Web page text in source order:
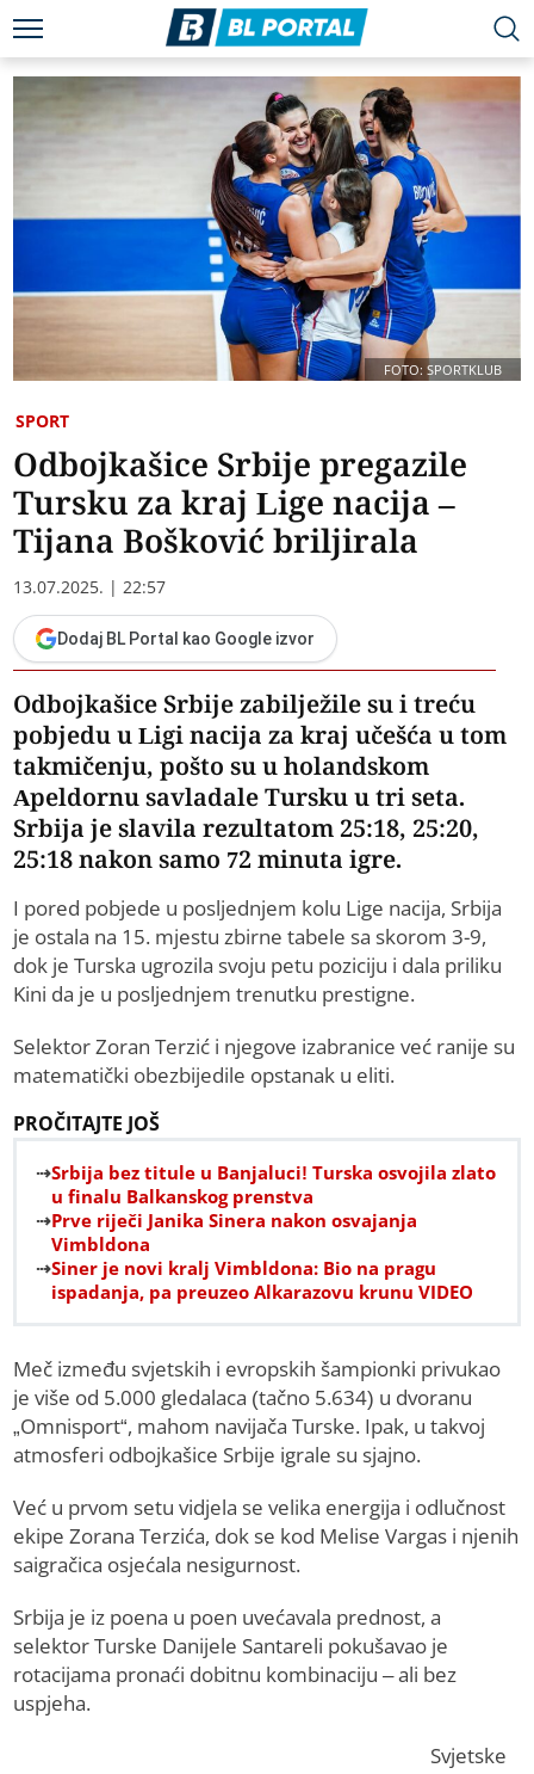
FOTO: SPORTKLUB
SPORT
Odbojkašice Srbije pregazile
Tursku za kraj Lige nacija –
Tijana Bošković briljirala
13.07.2025. | 22:57
Dodaj BL Portal kao Google izvor
Odbojkašice Srbije zabilježile su i treću
pobjedu u Ligi nacija za kraj učešća u tom
takmičenju, pošto su u holandskom
Apeldornu savladale Tursku u tri seta.
Srbija je slavila rezultatom 25:18, 25:20,
25:18 nakon samo 72 minuta igre.
I pored pobjede u posljednjem kolu Lige nacija, Srbija
je ostala na 15. mjestu zbirne tabele sa skorom 3-9,
dok je Turska ugrozila svoju petu poziciju i dala priliku
Kini da je u posljednjem trenutku prestigne.
Selektor Zoran Terzić i njegove izabranice već ranije su
matematički obezbijedile opstanak u eliti.
PROČITAJTE JOŠ
Srbija bez titule u Banjaluci! Turska osvojila zlato
u finalu Balkanskog prenstva
Prve riječi Janika Sinera nakon osvajanja
Vimbldona
Siner je novi kralj Vimbldona: Bio na pragu
ispadanja, pa preuzeo Alkarazovu krunu VIDEO
Meč između svjetskih i evropskih šampionki privukao
je više od 5.000 gledalaca (tačno 5.634) u dvoranu
„Omnisport“, mahom navijača Turske. Ipak, u takvoj
atmosferi odbojkašice Srbije igrale su sjajno.
Već u prvom setu vidjela se velika energija i odlučnost
ekipe Zorana Terzića, dok se kod Melise Vargas i njenih
saigračica osjećala nesigurnost.
Srbija je iz poena u poen uvećavala prednost, a
selektor Turske Danijele Santareli pokušavao je
rotacijama pronaći dobitnu kombinaciju – ali bez
uspjeha.
Svjetske